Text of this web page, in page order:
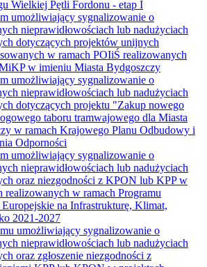
Wielkiej Pętli Fordonu - etap I
umożliwiający sygnalizowanie o
nieprawidłowościach lub nadużyciach
dotyczących projektów unijnych
w ramach POIiŚ realizowanych
w imieniu Miasta Bydgoszczy
umożliwiający sygnalizowanie o
nieprawidłowościach lub nadużyciach
dotyczących projektu "Zakup nowego
taboru tramwajowego dla Miasta
w ramach Krajowego Planu Odbudowy i
Odporności
umożliwiający sygnalizowanie o
nieprawidłowościach lub nadużyciach
oraz niezgodności z KPON lub KPP w
realizowanych w ramach Programu
Europejskie na Infrastrukturę, Klimat,
2021-2027
umożliwiający sygnalizowanie o
nieprawidłowościach lub nadużyciach
oraz zgłoszenie niezgodności z